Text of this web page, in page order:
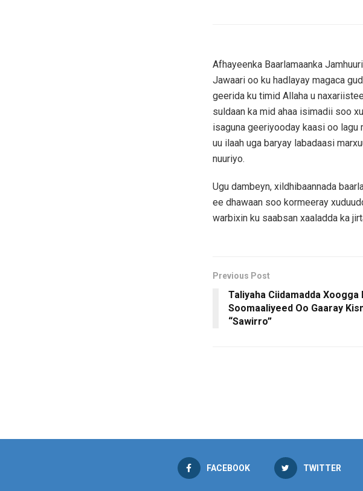
Afhayeenka Baarlamaanka
Jawaari oo ku hadlayay magaca
geerida ku timid Allaha u
suldaan ka mid ahaa isimadii soo
isaguna geeriyooday kaasi oo lagu
uu ilaah uga baryay labadaasi
nuuriyo.
Ugu dambeyn, xildhibaannada
ee dhawaan soo kormeeray
warbixin ku saabsan xaaladda ka
Previous Post
Taliyaha Ciidamadda Xoogga
Soomaaliyeed Oo Gaaray
“Sawirro”
FACEBOOK TWITTER